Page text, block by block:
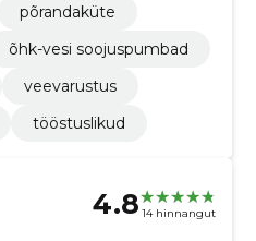
põrandaküte
õhk-vesi soojuspumbad
veevarustus
tööstuslikud
4.8 14 hinnangut